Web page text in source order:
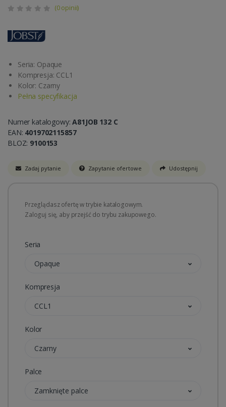
(0 opinii)
Seria: Opaque
Kompresja: CCL1
Kolor: Czarny
Pełna specyfikacja
Numer katalogowy:A81JOB 132 C
EAN: 4019702115857
BLOZ: 9100153
Zadaj pytanie Zapytanie ofertowe Udostępnij
Przeglądasz ofertę w trybie katalogowym.
Zaloguj się, aby przejść do trybu zakupowego.
Seria
Opaque
Kompresja
CCL1
Kolor
Czarny
Palce
Zamknięte palce